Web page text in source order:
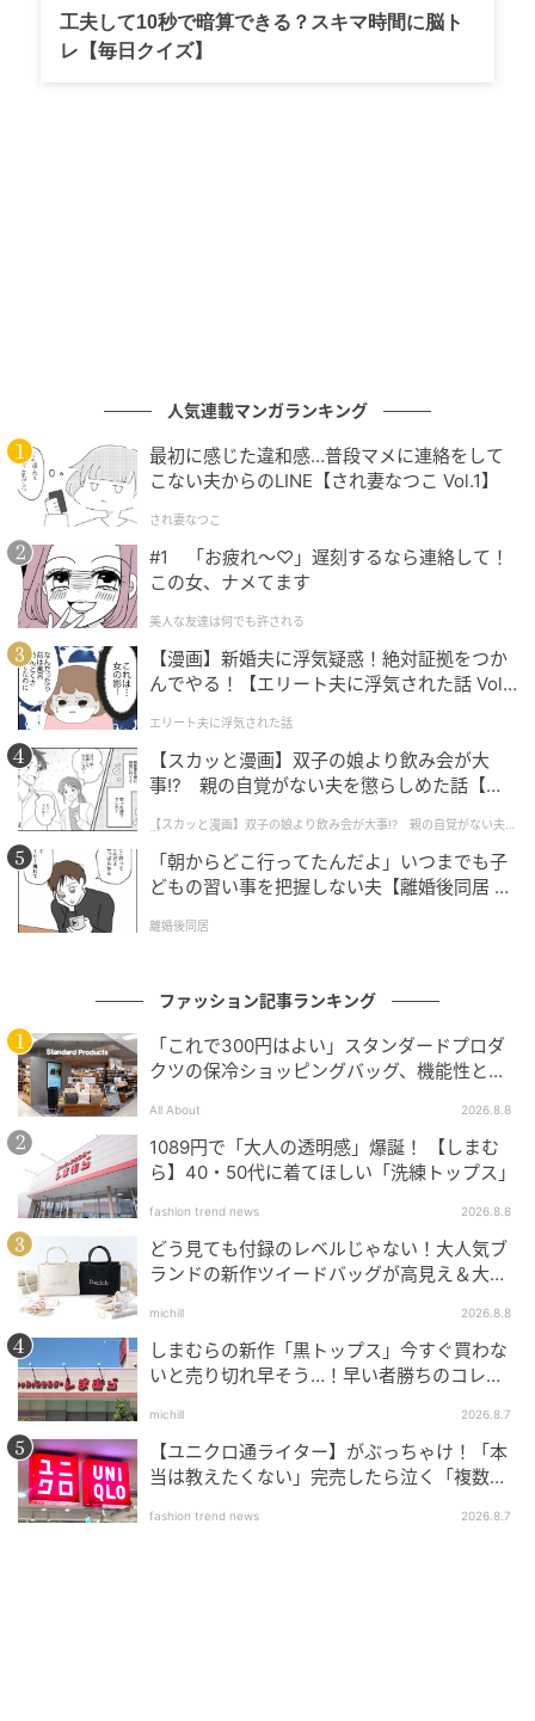
の記事をもっとみる
工夫して10秒で暗算できる？スキマ時間に脳ト
レ【毎日クイズ】
人気連載マンガランキング
最初に感じた違和感…普段マメに連絡をして
こない夫からのLINE【され妻なつこ Vol.1】
され妻なつこ
#1 「お疲れ〜♡」遅刻するなら連絡して！
この女、ナメてます
美人な友達は何でも許される
【漫画】新婚夫に浮気疑惑！絶対証拠をつか
んでやる！【エリート夫に浮気された話 Vol.
エリート夫に浮気された話
【スカッと漫画】双子の娘より飲み会が大
事!? 親の自覚がない夫を懲らしめた話【第1
【スカッと漫画】双子の娘より飲み会が大事!? 親の自覚がない夫を
懲らしめた話
「朝からどこ行ってたんだよ」いつまでも子
どもの習い事を把握しない夫【離婚後同居 Vo
離婚後同居
ファッション記事ランキング
「これで300円はよい」スタンダードプロダ
クツの保冷ショッピングバッグ、機能性とデ
All About 2026.8.8
1089円で「大人の透明感」爆誕！ 【しまむ
ら】40・50代に着てほしい「洗練トップス」
fashion trend news 2026.8.8
どう見ても付録のレベルじゃない！大人気ブ
ランドの新作ツイードバッグが高見え＆大容
michill 2026.8.8
しまむらの新作「黒トップス」今すぐ買わな
いと売り切れ早そう…！早い者勝ちのコレ買
michill 2026.8.7
【ユニクロ通ライター】がぶっちゃけ！「本
当は教えたくない」完売したら泣く「複数買
fashion trend news 2026.8.7